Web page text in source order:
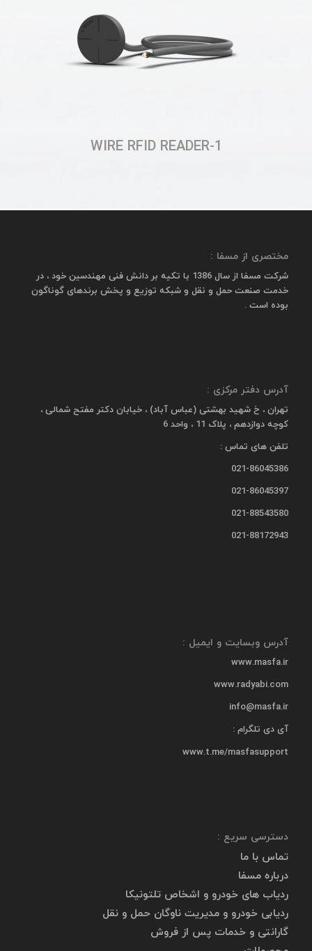
1-WIRE RFID READER
مختصری از مسفا :
شرکت مسفا از سال 1386 با تکیه بر دانش فنی مهندسین خود ، در
خدمت صنعت حمل و نقل و شبکه توزیع و پخش برندهای گوناگون
بوده است .
آدرس دفتر مرکزی :
تهران ، خ شهید بهشتی (عباس آباد) ، خیابان دکتر مفتح شمالی ،
کوچه دوازدهم ، پلاک 11 ، واحد 6
تلفن های تماس :
021-86045386
021-86045397
021-88543580
021-88172943
آدرس وبسایت و ایمیل :
www.masfa.ir
www.radyabi.com
info@masfa.ir
آی دی تلگرام :
www.t.me/masfasupport
دسترسی سریع :
تماس با ما
درباره مسفا
ردیاب های خودرو و اشخاص تلتونیکا
ردیابی خودرو و مدیریت ناوگان حمل و نقل
گارانتی و خدمات پس از فروش